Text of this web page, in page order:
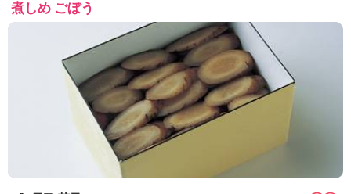
煮しめ ごぼう